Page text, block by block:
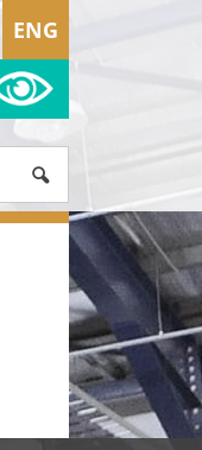
ENG